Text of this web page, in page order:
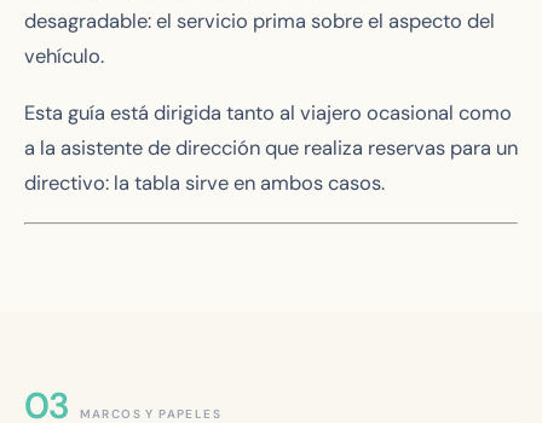
desagradable: el servicio prima sobre el aspecto del
vehículo.
Esta guía está dirigida tanto al viajero ocasional como
a la asistente de dirección que realiza reservas para un
directivo: la tabla sirve en ambos casos.
MARCOS Y PAPELES